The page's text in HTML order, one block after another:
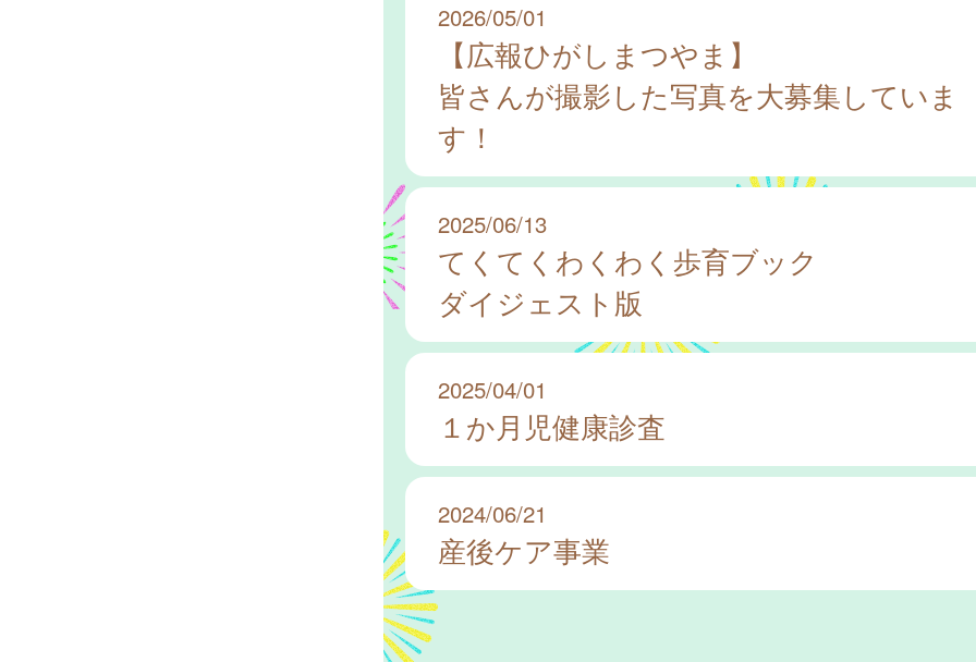
2026/05/01
【広報ひがしまつやま】
皆さんが撮影した写真を大募集していま
す！
2025/06/13
てくてくわくわく歩育ブック
ダイジェスト版
2025/04/01
１か月児健康診査
2024/06/21
産後ケア事業